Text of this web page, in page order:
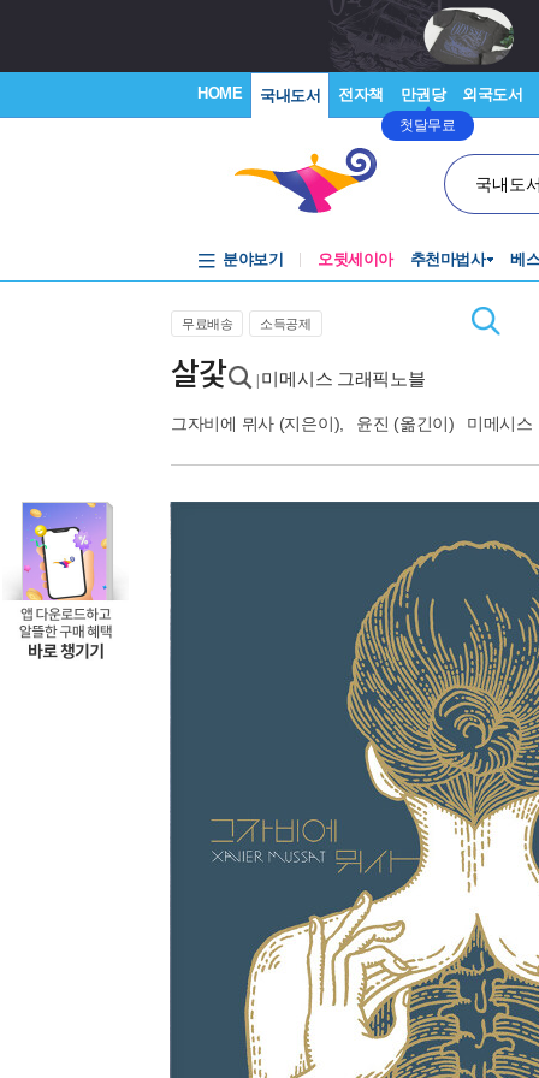
HOME 국내도서 전자책 만권당
첫달무료
외국도서
국내도
분야보기 오뒷세이아 추천마법사 베
무료배송 소득공제
살갗 미메시스 그래픽노블
그자비에 뮈사 (지은이), 윤진 (옮긴이) 미메시스